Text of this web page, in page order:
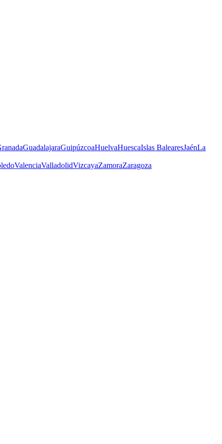
GuadalajaraGuipúzcoaHuelvaHuescaIslas BalearesJaénLa
ValenciaValladolidVizcayaZamoraZaragoza